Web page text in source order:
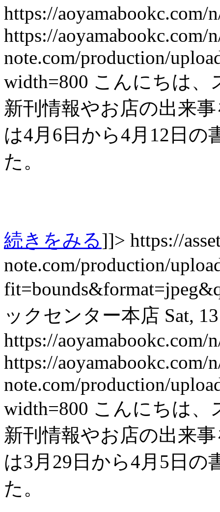
https://aoyamabookc.com/
https://aoyamabookc.com/
note.com/production/
width=800 こんにちは、
新刊情報やお店の出来
は4月6日から4月12日
た。
続きをみる]]> https://
note.com/production/
ックセンター本店 Sat,
https://aoyamabookc.com/
https://aoyamabookc.com/
note.com/production/
width=800 こんにちは、
新刊情報やお店の出来
は3月29日から4月5日
た。